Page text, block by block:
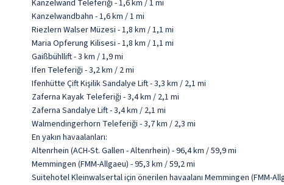
Kanzelwand Teleferiği - 1,6 km / 1 mi
Kanzelwandbahn - 1,6 km / 1 mi
Riezlern Walser Müzesi - 1,8 km / 1,1 mi
Maria Opferung Kilisesi - 1,8 km / 1,1 mi
Gaißbühllift - 3 km / 1,9 mi
Ifen Teleferiği - 3,2 km / 2 mi
Ifenhütte Çift Kişilik Sandalye Lift - 3,3 km / 2,1 mi
Zaferna Kayak Teleferiği - 3,4 km / 2,1 mi
Zaferna Sandalye Lift - 3,4 km / 2,1 mi
Walmendingerhorn Teleferiği - 3,7 km / 2,3 mi
En yakın havaalanları:
Altenrhein (ACH-St. Gallen - Altenrhein) - 96,4 km / 59,9 mi
Memmingen (FMM-Allgaeu) - 95,3 km / 59,2 mi
Suitehotel Kleinwalsertal için önerilen havaalanı Memmingen (FMM-